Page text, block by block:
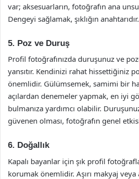
var; aksesuarların, fotoğrafın ana
Dengeyi sağlamak, şıklığın anahtarıdır.
5. Poz ve Duruş
Profil fotoğrafınızda duruşunuz ve
yansıtır. Kendinizi rahat hissettiğiniz
önemlidir. Gülümsemek, samimi bir
açılardan denemeler yapmak, en iyi
bulmanıza yardımcı olabilir.
güvenen olması, fotoğrafın genel
6. Doğallık
Kapalı bayanlar için şık profil
korumak önemlidir. Aşırı makyaj veya